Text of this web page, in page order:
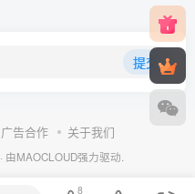
提交
广告合作 关于我们
· 由MAOCLOUD强力驱动.
8